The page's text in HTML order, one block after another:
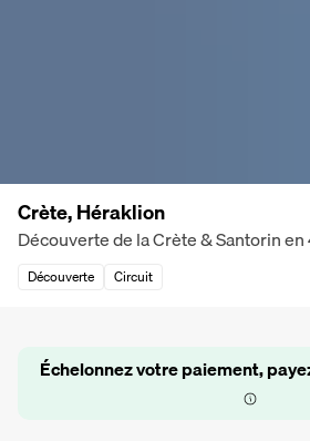
Crète, Héraklion
Découverte de la Crète & Santorin
Découverte Circuit
Échelonnez votre paiement,